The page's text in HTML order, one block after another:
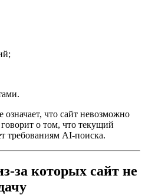
что сайт невозможно
о том, что текущий
требованиям AI-поиска.
за которых сайт не